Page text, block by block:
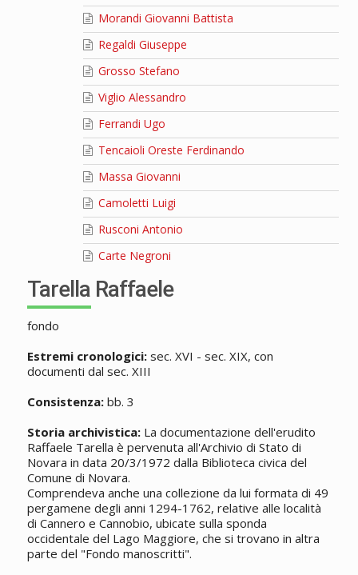
Morandi Giovanni Battista
Regaldi Giuseppe
Grosso Stefano
Viglio Alessandro
Ferrandi Ugo
Tencaioli Oreste Ferdinando
Massa Giovanni
Camoletti Luigi
Rusconi Antonio
Carte Negroni
Tarella Raffaele
fondo
Estremi cronologici:sec. XVI - sec. XIX, con
documenti dal sec. XIII
Consistenza:bb. 3
Storia archivistica:La documentazione dell'erudito
Raffaele Tarella è pervenuta all'Archivio di Stato di
Novara in data 20/3/1972 dalla Biblioteca civica del
Comune di Novara.
Comprendeva anche una collezione da lui formata di 49
pergamene degli anni 1294-1762, relative alle località
di Cannero e Cannobio, ubicate sulla sponda
occidentale del Lago Maggiore, che si trovano in altra
parte del "Fondo manoscritti".